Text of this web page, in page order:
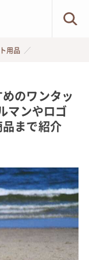
用品
のワンタッ
マンやロゴ
まで紹介